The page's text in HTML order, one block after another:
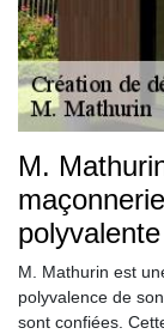
M.
polyvalente
M. Mathurin est
polyvalence de
sont confiées.